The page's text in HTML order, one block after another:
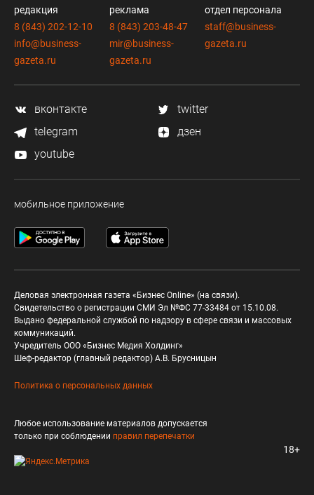
редакция
8 (843) 202-12-10
info@business-
gazeta.ru
реклама
8 (843) 203-48-47
mir@business-
gazeta.ru
отдел персонала
staff@business-
gazeta.ru
вконтакте
twitter
telegram
дзен
youtube
мобильное приложение
Деловая электронная газета «Бизнес Online» (на связи).
Свидетельство о регистрации СМИ Эл №ФС 77-33484 от 15.10.08.
Выдано федеральной службой по надзору в сфере связи и массовых
коммуникаций.
Учредитель ООО «Бизнес Медия Холдинг»
Шеф-редактор (главный редактор) А.В. Брусницын
Политика о персональных данных
Любое использование материалов допускается
только при соблюдении правил перепечатки
18+